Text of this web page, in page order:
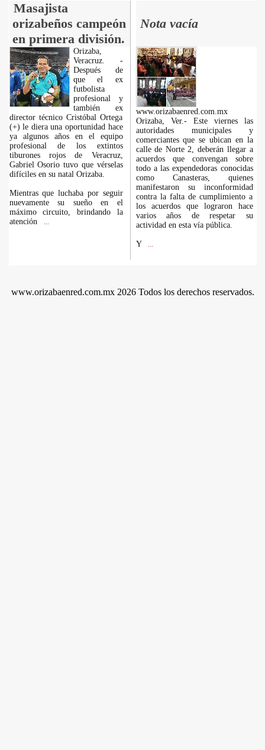
Masajista
orizabeños campeón
en primera división.
Nota vacía
Orizaba,
Veracruz. -
Después de
que el ex
futbolista
profesional y
también ex
director técnico Cristóbal Ortega
(+) le diera una oportunidad hace
ya algunos años en el equipo
profesional de los extintos
tiburones rojos de Veracruz,
Gabriel Osorio tuvo que vérselas
difíciles en su natal Orizaba.
Mientras que luchaba por seguir
nuevamente su sueño en el
máximo circuito, brindando la
atención
www.orizabaenred.com.mx
Orizaba, Ver.- Este viernes las
autoridades municipales y
comerciantes que se ubican en la
calle de Norte 2, deberán llegar a
acuerdos que convengan sobre
todo a las expendedoras conocidas
como Canasteras, quienes
manifestaron su inconformidad
contra la falta de cumplimiento a
los acuerdos que lograron hace
varios años de respetar su
actividad en esta vía pública.
Y
www.orizabaenred.com.mx 2026 Todos los derechos reservados.